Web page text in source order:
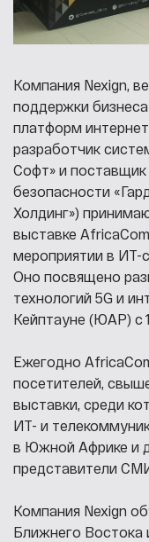
Компания Nexign,
поддержки
платформ
разработчик
Софт» и
безопасности
Холдинг»)
выставке
мероприятии в ИТ-
Оно посвящено
технологий 5G и
Кейптауне (ЮАР) с
Ежегодно
посетителей,
выставки, среди
ИТ- и
в Южной Африке и
представители
Компания Nexign
Ближнего Востока